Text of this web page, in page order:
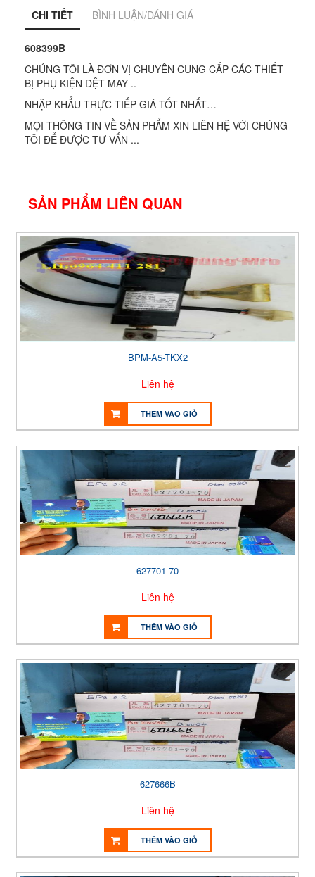
CHI TIẾT BÌNH LUẬN/ĐÁNH GIÁ
608399B
CHÚNG TÔI LÀ ĐƠN VỊ CHUYÊN CUNG CẤP CÁC THIẾT
BỊ PHỤ KIỆN DỆT MAY ..
NHẬP KHẨU TRỰC TIẾP GIÁ TỐT NHẤT…
MỌI THÔNG TIN VỀ SẢN PHẨM XIN LIÊN HỆ VỚI CHÚNG
TÔI ĐỂ ĐƯỢC TƯ VẤN ...
SẢN PHẨM LIÊN QUAN
BPM-A5-TKX2
Liên hệ
THÊM VÀO GIỎ
627701-70
Liên hệ
THÊM VÀO GIỎ
627666B
Liên hệ
THÊM VÀO GIỎ